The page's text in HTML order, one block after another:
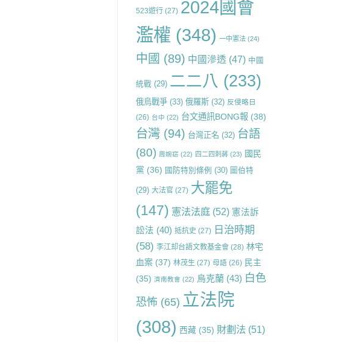
523遊行(27) 2024國會
濫權 (348) 一中憲法(24)
中國 (89) 中國滲透 (47) 中國
統戰(29) 二二八 (233)
俄烏戰爭(33) 俄羅斯(32) 反侵略日
(26) 台中 (22) 台文通訊BONG報(38)
台灣(94) 台灣正名 (32) 台語
(80) 周婉窈 (22) 四二四刺蔣(23) 國民
黨 (36) 國防特別條例 (30) 圖伯特
(29) 大法官(27) 大罷免
(147) 憲法法庭(52) 憲法訴
訟法 (40) 抵抗史 (27) 日治時期
(58) 李江却台語文教基金會(28) 林宅
血案(37) 林茂生 (27) 母語(26) 民主
(35) 濟南教會 (22) 烏克蘭(43) 白色
恐怖 (65) 立法院
(308) 西藏(35) 財劃法(51)